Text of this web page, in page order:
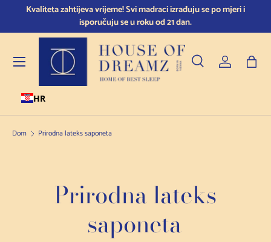
Preskoči na sadržaj
Kvaliteta zahtijeva vrijeme! Svi madraci izrađuju se po mjeri i
isporučuju se u roku od 21 dan.
HR
Pretraživanje
Vrsta proizvoda
Pretraživanje
Prijava
Jelovnik
Dom Prirodna lateks saponeta
Prirodna lateks
saponeta